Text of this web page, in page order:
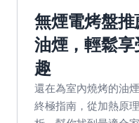
無煙電烤盤推
油煙，輕鬆
趣
還在為室內燒烤的油
終極指南，從加熱原